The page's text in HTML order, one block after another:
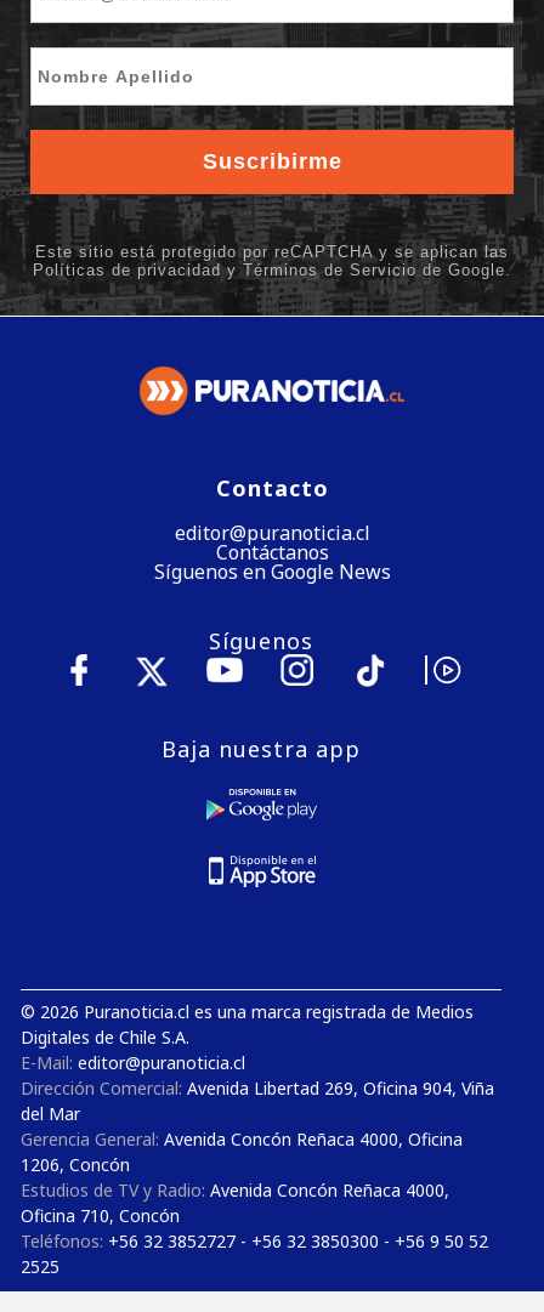
Contacto
editor@puranoticia.cl
Contáctanos
Síguenos en Google News
Síguenos
Baja nuestra app
© 2026 Puranoticia.cl es una marca registrada de Medios
Digitales de Chile S.A.
E-Mail: editor@puranoticia.cl
Dirección Comercial: Avenida Libertad 269, Oficina 904, Viña
del Mar
Gerencia General: Avenida Concón Reñaca 4000, Oficina
1206, Concón
Estudios de TV y Radio: Avenida Concón Reñaca 4000,
Oficina 710, Concón
Teléfonos: +56 32 3852727 - +56 32 3850300 - +56 9 50 52
2525